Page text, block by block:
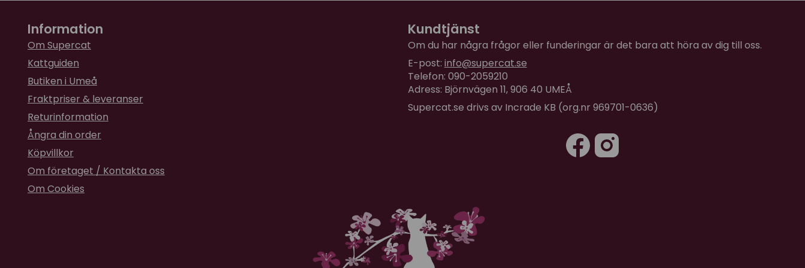
Sammansättning:
potatisstärkelse, vassleprotein (2 %), tranbär (1 %), mineraler (0,5 %).
Analytiska beståndsdelar:
Råprotein: 41 %
Råfett: 26 %
Råfiber: 1 %
Råaska: 5 %
Information
Om Supercat
Kattguiden
Butiken i Umeå
Fraktpriser & leveranser
Returinformation
Ångra din order
Köpvillkor
Om företaget / Kontakta oss
Om Cookies
Kundtjänst
Om du har några frågor eller funderingar är det bara att höra av dig till oss.
E-post: info@supercat.se
Telefon: 090-2059210
Adress: Björnvägen 11, 906 40 UMEÅ
Supercat.se drivs av Incrade KB (org.nr 969701-0636)